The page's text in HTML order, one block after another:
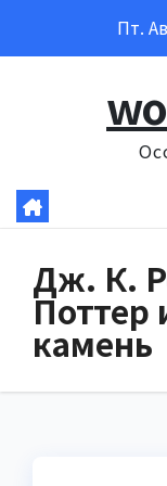
Пт.
Дж. К.
Поттер
камень